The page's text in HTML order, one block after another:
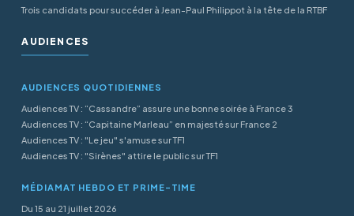
Trois candidats pour succéder à Jean-Paul Philippot à la tête de la RTBF
AUDIENCES
AUDIENCES QUOTIDIENNES
Audiences TV : “Cassandre” assure une bonne soirée à France 3
Audiences TV : “Capitaine Marleau” en majesté sur France 2
Audiences TV : "Le jeu" s'amuse sur TF1
Audiences TV : "Sirènes" attire le public sur TF1
MÉDIAMAT HEBDO ET PRIME-TIME
Du 15 au 21 juillet 2026